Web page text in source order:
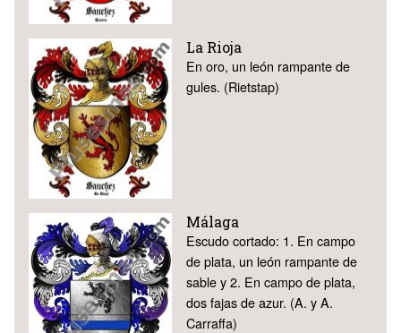
La Rioja
En oro, un león rampante de
gules. (Rietstap)
Málaga
Escudo cortado: 1. En campo
de plata, un león rampante de
sable y 2. En campo de plata,
dos fajas de azur. (A. y A.
Carraffa)